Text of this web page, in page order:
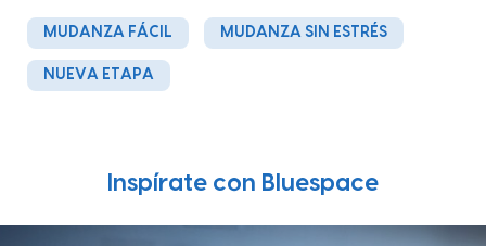
MUDANZA FÁCIL MUDANZA SIN ESTRÉS
NUEVA ETAPA
Inspírate con Bluespace